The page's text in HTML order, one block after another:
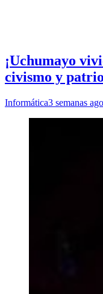
¡Uchumayo
civismo y
Informática3 semanas ago